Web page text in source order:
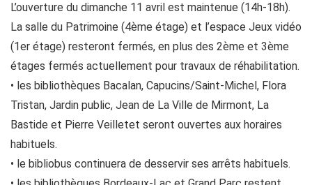
L’ouverture du dimanche 11 avril est maintenue (14h-18h).
La salle du Patrimoine (4ème étage) et l’espace Jeux vidéo
(1er étage) resteront fermés, en plus des 2ème et 3ème
étages fermés actuellement pour travaux de réhabilitation.
• les bibliothèques Bacalan, Capucins/Saint-Michel, Flora
Tristan, Jardin public, Jean de La Ville de Mirmont, La
Bastide et Pierre Veilletet seront ouvertes aux horaires
habituels.
• le bibliobus continuera de desservir ses arrêts habituels.